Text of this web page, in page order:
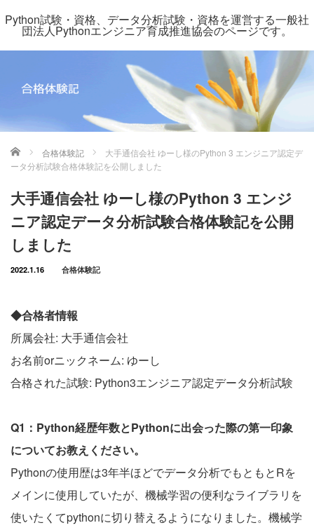
Python試験・資格、データ分析試験・資格を運営する一般社
団法人Pythonエンジニア育成推進協会のページです。
ホーム 合格体験記
大手通信会社 ゆーし様のPython 3 エンジニア認定デ
ータ分析試験合格体験記を公開しました
大手通信会社 ゆーし様のPython 3 エンジ
ニア認定データ分析試験合格体験記を公開
しました
2022.1.16 合格体験記
◆合格者情報
所属会社: 大手通信会社
お名前orニックネーム: ゆーし
合格された試験: Python3エンジニア認定データ分析試験
Q1：Python経歴年数とPythonに出会った際の第一印象
についてお教えください。
Pythonの使用歴は3年半ほどでデータ分析でもともとRを
メインに使用していたが、機械学習の便利なライブラリを
使いたくてpythonに切り替えるようになりました。機械学